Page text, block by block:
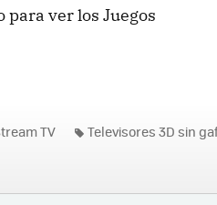
ver los Juegos
TV Televisores 3D sin